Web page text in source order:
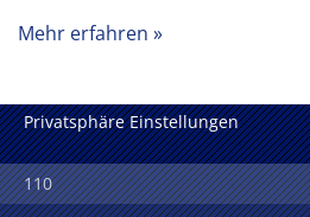
Mehr erfahren
Privatsphäre Einstellungen
110